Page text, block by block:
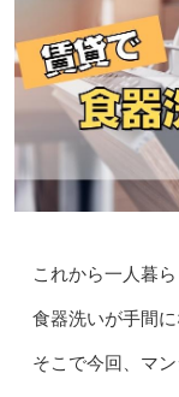
これから一人暮
食器洗いが手間に
そこで今回、マ